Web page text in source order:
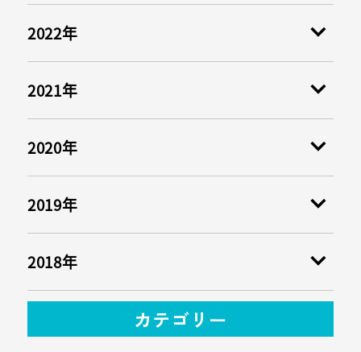
2022年
2021年
2020年
2019年
2018年
カテゴリー